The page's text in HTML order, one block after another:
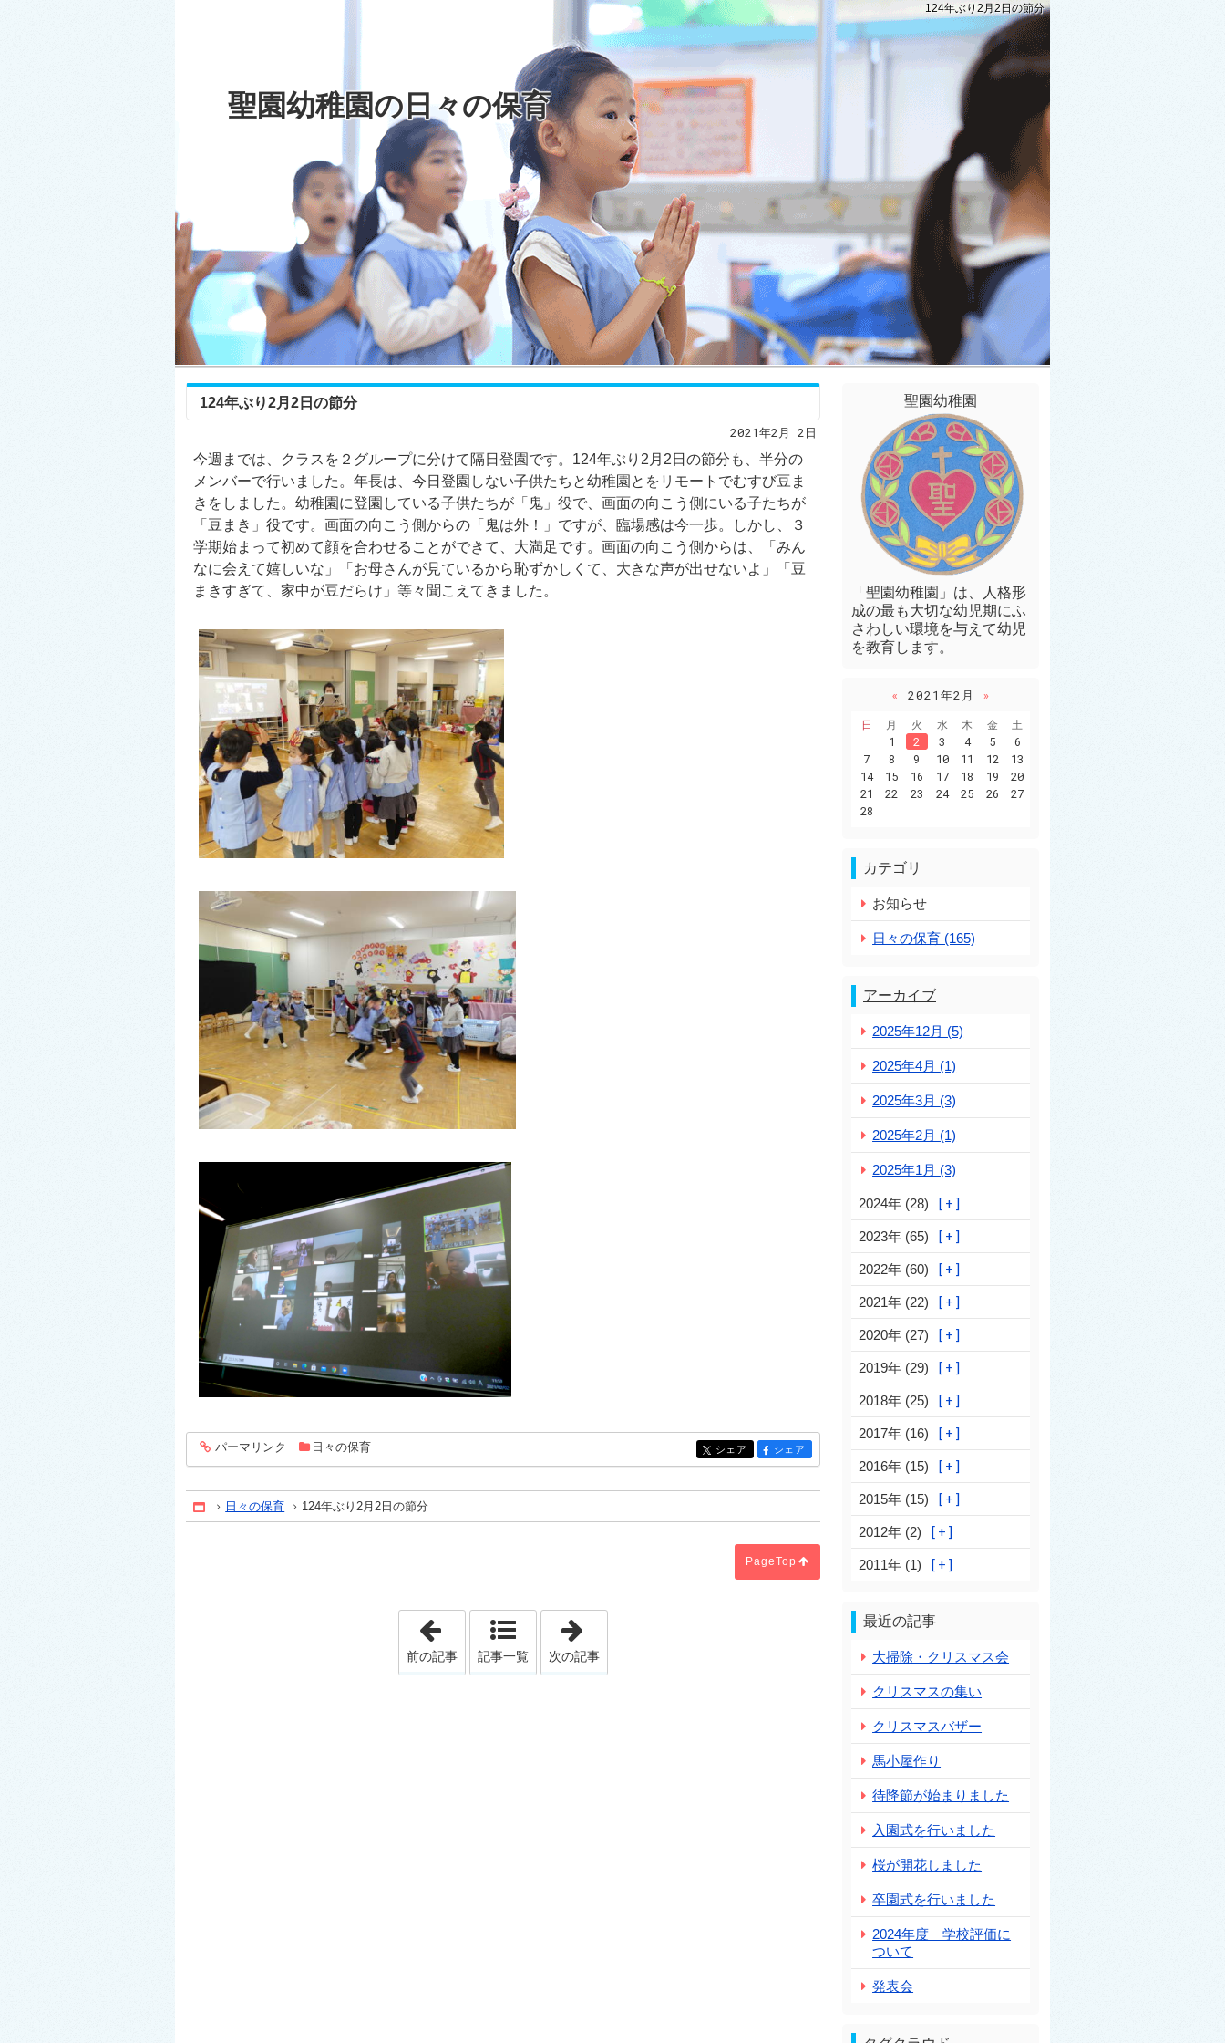
124年ぶり2月2日の節分
聖園幼稚園の日々の保育
124年ぶり2月2日の節分
2021年2月 2日
今週までは、クラスを２グループに分けて隔日登園です。 124年ぶり 2 月 2 日の節分も、半分の
メンバーで行いました。年長は、今日登園しない子供たちと幼稚園とをリモートでむすび豆ま
きをしました。幼稚園に登園している子供たちが「鬼」役で、画面の向こう側にいる子たちが
「豆まき」役です。画面の向こう側からの「鬼は外！」ですが、臨場感は今一歩。しかし、３
学期始まって初めて顔を合わせることができて、大満足です。画面の向こう側からは、「みん
なに会えて嬉しいな」「お母さんが見ているから恥ずかしくて、大きな声が出せないよ」「豆
まきすぎて、家中が豆だらけ」等々聞こえてきました。
entry335
パーマリンク 日々の保育 entry335
シェア entry335
シェア
Home
日々の保育 124年ぶり2月2日の節分
PageTop
「日々の保育」
前の記事 記事一覧 次の記事
聖園幼稚園
「聖園幼稚園」は、人格形
成の最も大切な幼児期にふ
さわしい環境を与えて幼児
を教育します。
« 2021年2月
»
日
月 火 水 木 金
土
1
2 3 4 5
6
7
8 9 10 11 12
13
14
15 16 17 18 19
20
21
22 23 24 25 26
27
28
カテゴリ
お知らせ
日々の保育 (165)
アーカイブ
2025年12月 (5)
2025年4月 (1)
2025年3月 (3)
2025年2月 (1)
2025年1月 (3)
2024年 (28)
2023年 (65)
2022年 (60)
2021年 (22)
2020年 (27)
2019年 (29)
2018年 (25)
2017年 (16)
2016年 (15)
2015年 (15)
2012年 (2)
2011年 (1)
最近の記事
大掃除・クリスマス会
クリスマスの集い
クリスマスバザー
馬小屋作り
待降節が始まりました
入園式を行いました
桜が開花しました
卒園式を行いました
2024年度 学校評価に
ついて
発表会